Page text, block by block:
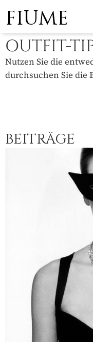
FIUME
OUTFIT-
Nutzen Sie die
durchsuchen Sie die
BEITRÄGE